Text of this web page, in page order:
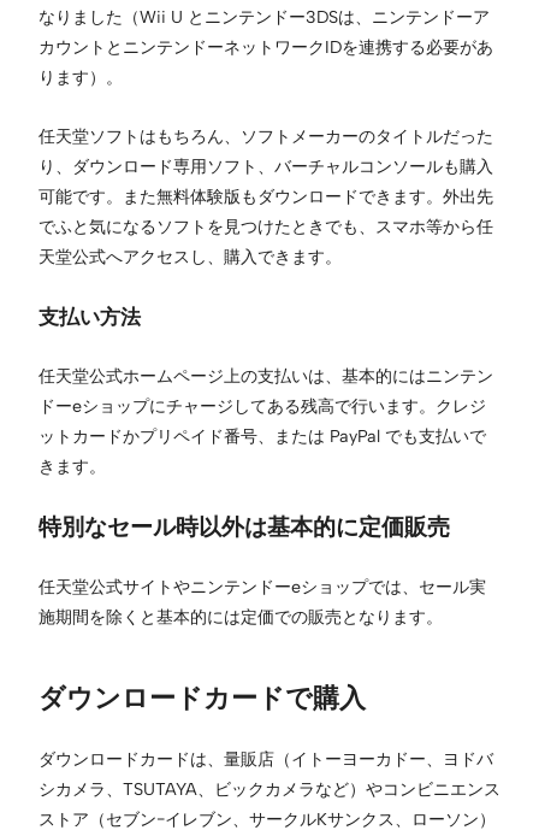
なりました（Wii U とニンテンドー3DSは、ニンテンドーア
カウントとニンテンドーネットワークIDを連携する必要があ
ります）。
任天堂ソフトはもちろん、ソフトメーカーのタイトルだった
り、ダウンロード専用ソフト、バーチャルコンソールも購入
可能です。また無料体験版もダウンロードできます。外出先
でふと気になるソフトを見つけたときでも、スマホ等から任
天堂公式へアクセスし、購入できます。
支払い方法
任天堂公式ホームページ上の支払いは、基本的にはニンテン
ドーeショップにチャージしてある残高で行います。クレジ
ットカードかプリペイド番号、または PayPal でも支払いで
きます。
特別なセール時以外は基本的に定価販売
任天堂公式サイトやニンテンドーeショップでは、セール実
施期間を除くと基本的には定価での販売となります。
ダウンロードカードで購入
ダウンロードカードは、量販店（イトーヨーカドー、ヨドバ
シカメラ、TSUTAYA、ビックカメラなど）やコンビニエンス
ストア（セブン−イレブン、サークルKサンクス、ローソン）